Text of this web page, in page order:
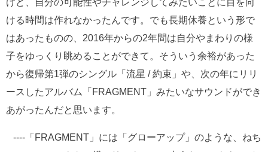
ける時間は作れなかったんです。でも長期休養という形で
はあったものの、2016年からの2年間は自分やまわりの様
子をゆっくり眺めることができて。そういう余裕があった
から復帰第1弾のシングル「流星 / 約束」や、次の年にリリ
ースしたアルバム「FRAGMENT」みたいなサウンドができ
あがったんだと思います。
----「FRAGMENT」には「グローアップ」のような、ねち